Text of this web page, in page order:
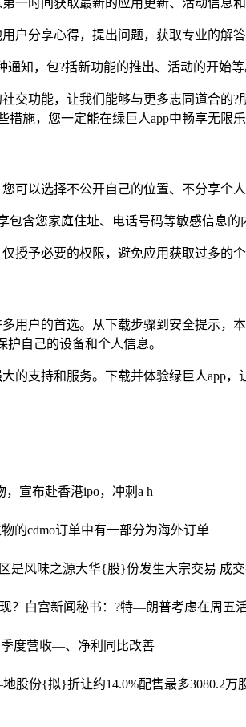
户分享心得，提出问题，获取专业的解答
知，包?括新功能的推出、活动的开始
交功能，让我们能够与更多志同道合
施，您一定能在绿巨人app中畅享无限
可以选择不公开自己的位置、不分享个
含您家庭住址、电话号码等敏感信息的
授予必要的权限，避免应用获取过多的个
用户的首选。从下载步骤到安全提示，
自己的设备和个人信息。
的支持和服务。下载并体验绿巨人app，
，宣布赴香港ipo，冲刺a h
的cdmo订单中有一部分为海外订单
是风味之源大华{股}份发生大宗交易 成交
？ 白宫新闻秘书：?特—朗普考虑在周五
度营收—、净利同比改善
股份{拟}折让约14.0%配售最多3080.2万